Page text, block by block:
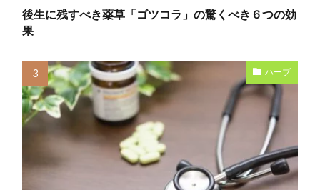
後生に残すべき薬草「ゴツコラ」の驚くべき６つの効
果
ハーブ